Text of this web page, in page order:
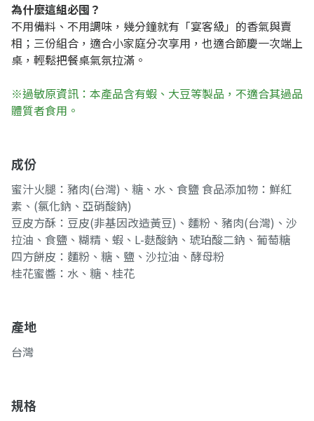
為什麼這組必囤？
不用備料、不用調味，幾分鐘就有「宴客級」的香氣與賣
相；三份組合，適合小家庭分次享用，也適合節慶一次端上
桌，輕鬆把餐桌氣氛拉滿。
※過敏原資訊：本產品含有蝦、大豆等製品，不適合其過品
體質者食用。
成份
蜜汁火腿：豬肉(台灣)、糖、水、食鹽 食品添加物：鮮紅
素、(氯化鈉、亞硝酸鈉)
豆皮方酥：豆皮(非基因改造黃豆)、麵粉、豬肉(台灣)、沙
拉油、食鹽、糊精、蝦、L-麩酸鈉、琥珀酸二鈉、葡萄糖
四方餅皮：麵粉、糖、鹽、沙拉油、酵母粉
桂花蜜醬：水、糖、桂花
產地
台灣
規格